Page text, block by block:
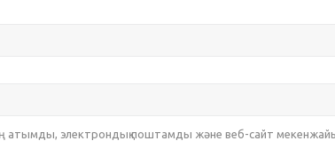
атымды, электрондық поштамды және веб-сайт